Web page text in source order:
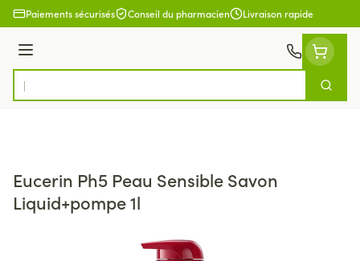
Aller au contenu
Paiements sécurisés Conseil du pharmacien Livraison rapide
Menu
Rechercher
Eucerin Ph5 Peau Sensible Savon
Liquid+pompe 1l